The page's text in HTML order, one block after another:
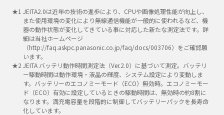
★1 JEITA2.0は近年の技術の進歩により、CPUや画像処理性能が向上し、
また使用環境の変化により無線通信機能が一般的に使われるなど、機
器の動作状態が変化してきている事に対応した新たな測定法です。詳
細は当社ホームページ
（http://faq.askpc.panasonic.co.jp/faq/docs/003706）をご確認願
います。
★2 JEITA バッテリ動作時間測定法（Ver.2.0）に基づいて測定。バッテリ
ー駆動時間は動作環境・液晶の輝度、システム設定により変動しま
す。バッテリーのエコノミーモード（ECO）無効時。エコノミーモー
ド（ECO）有効に設定しているときの駆動時間は、無効時の約8割に
なります。満充電容量を段階的に制御してバッテリーパックを長寿命
化しています。